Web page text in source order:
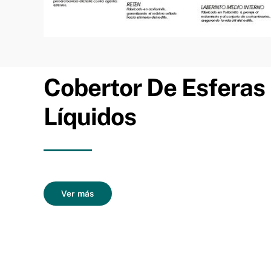
Cobertor De Esferas
Líquidos
Ver más